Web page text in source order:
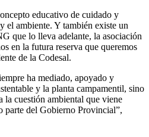
educativo de cuidado y
el ambiente. Y también existe un
que lo lleva adelante, la asociación
en la futura reserva que queremos
de la Codesal.
ha mediado, apoyado y
y la planta campamentil, sino
la cuestión ambiental que viene
parte del Gobierno Provincial”,